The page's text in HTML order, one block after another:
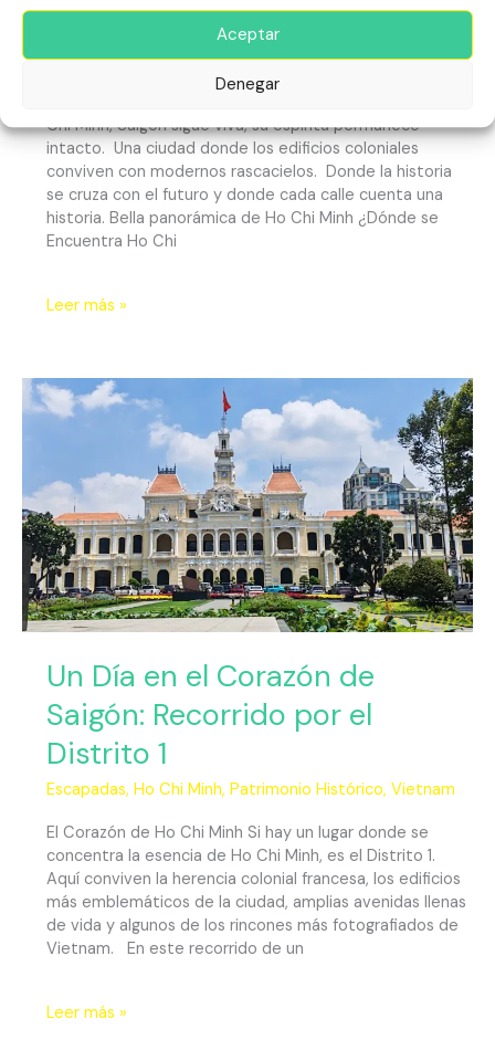
Aceptar
Denegar
Nombres, Una Ciudad
Escapadas,Ho Chi Minh,Patrimonio Histórico,Vietnam
Chi Minh, Saigón sigue viva, su espíritu permanece
intacto. Una ciudad donde los edificios coloniales
conviven con modernos rascacielos. Donde la historia
se cruza con el futuro y donde cada calle cuenta una
historia. Bella panorámica de Ho Chi Minh ¿Dónde se
Encuentra Ho Chi
Leer más »
Un Día en el Corazón de
Saigón: Recorrido por el
Distrito 1
Escapadas, Ho Chi Minh, Patrimonio Histórico, Vietnam
El Corazón de Ho Chi Minh Si hay un lugar donde se
concentra la esencia de Ho Chi Minh, es el Distrito 1.
Aquí conviven la herencia colonial francesa, los edificios
más emblemáticos de la ciudad, amplias avenidas llenas
de vida y algunos de los rincones más fotografiados de
Vietnam. En este recorrido de un
Un
Día
Corazón
Saigón:
Recorrido
por
el
Distrito
Leer más »